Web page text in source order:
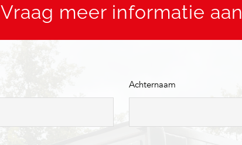
Vraag meer informatie aan
Achternaam